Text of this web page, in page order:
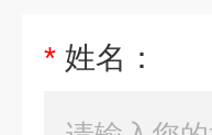
* 姓名：